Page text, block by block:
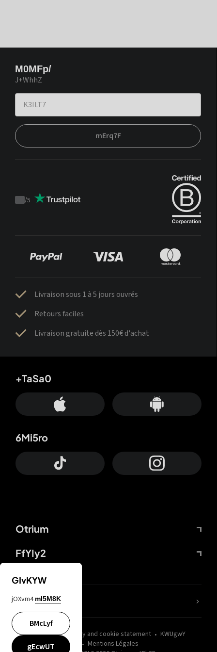
M0MFp/
J+WhhZ
mErq7F
Trustpilot
/5
Livraison sous 1 à 5 jours ouvrés
Retours faciles
Livraison gratuite dès 150€ d'achat
Otrium
FfYIy2
+TaSa0
6Mi5ro
wZQPfd Privacy and cookie statement
KWUgwY
Mentions Légales
nLC6tu
GIvKYW
jOXvm4 mI5M8K
BMcLyf
gEcwUT